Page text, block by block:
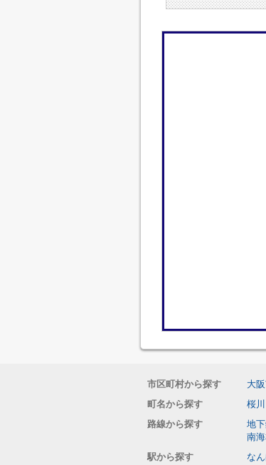
市区町村から探す 大
町名から探す
桜川
路線から探す
地
南
駅から探す
な